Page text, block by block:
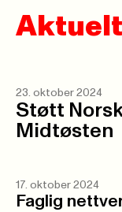
Aktuelt
23. oktober 2024
Støtt
Midtøsten
17. oktober 2024
Faglig